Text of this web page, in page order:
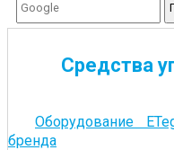
Средства
Оборудование
бренда